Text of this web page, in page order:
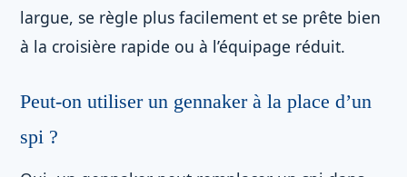
largue, se règle plus facilement et se prête bien
à la croisière rapide ou à l’équipage réduit.
Peut-on utiliser un gennaker à la place d’un
spi ?